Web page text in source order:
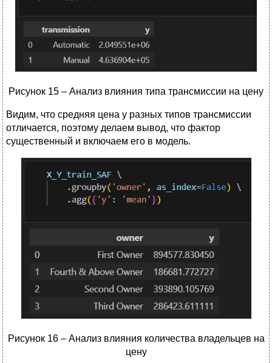
Рисунок 15 – Анализ влияния типа трансмиссии на цену
Видим, что средняя цена у разных типов трансмиссии
отличается, поэтому делаем вывод, что фактор
существенный и включаем его в модель.
Рисунок 16 – Анализ влияния количества владельцев на
цену